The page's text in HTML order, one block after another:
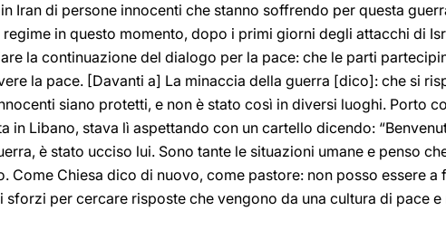
Iran di persone innocenti che stanno soffrendo per questa
in questo momento, dopo i primi giorni degli attacchi di
la continuazione del dialogo per la pace: che le parti
la pace. [Davanti a] La minaccia della guerra [dico]: che si
siano protetti, e non è stato così in diversi luoghi. Porto
in Libano, stava lì aspettando con un cartello dicendo:
è stato ucciso lui. Sono tante le situazioni umane e penso
Come Chiesa dico di nuovo, come pastore: non posso essere
per cercare risposte che vengono da una cultura di pace